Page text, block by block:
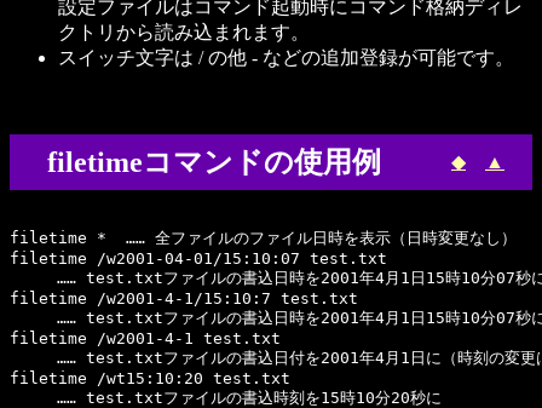
設定ファイルはコマンド起動時にコマンド格納ディレ
クトリから読み込まれます。
スイッチ文字は / の他 - などの追加登録が可能です。
filetimeコマンドの使用例 ◆ ▲
filetime *  …… 全ファイルのファイル日時を表示（日時変更なし）
filetime /w2001-04-01/15:10:07 test.txt
…… test.txtファイルの書込日時を2001年4月1日15時10分07秒
filetime /w2001-4-1/15:10:7 test.txt
…… test.txtファイルの書込日時を2001年4月1日15時10分07秒
filetime /w2001-4-1 test.txt
…… test.txtファイルの書込日付を2001年4月1日に（時刻の変更
filetime /wt15:10:20 test.txt
…… test.txtファイルの書込時刻を15時10分20秒に